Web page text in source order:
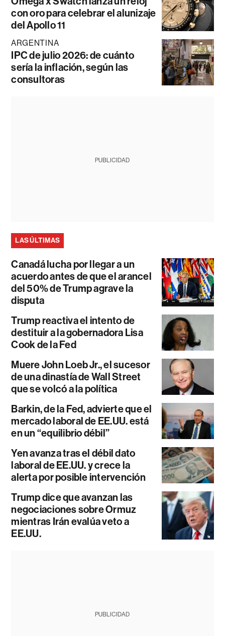
con oro para celebrar el alunizaje
del Apollo 11
ARGENTINA
IPC de julio 2026: de cuánto
sería la inflación, según las
consultoras
PUBLICIDAD
LAS ÚLTIMAS
Canadá lucha por llegar a un
acuerdo antes de que el arancel
del 50% de Trump agrave la
disputa
Trump reactiva el intento de
destituir a la gobernadora Lisa
Cook de la Fed
Muere John Loeb Jr., el sucesor
de una dinastía de Wall Street
que se volcó a la política
Barkin, de la Fed, advierte que el
mercado laboral de EE.UU. está
en un “equilibrio débil”
Yen avanza tras el débil dato
laboral de EE.UU. y crece la
alerta por posible intervención
Trump dice que avanzan las
negociaciones sobre Ormuz
mientras Irán evalúa veto a
EE.UU.
PUBLICIDAD